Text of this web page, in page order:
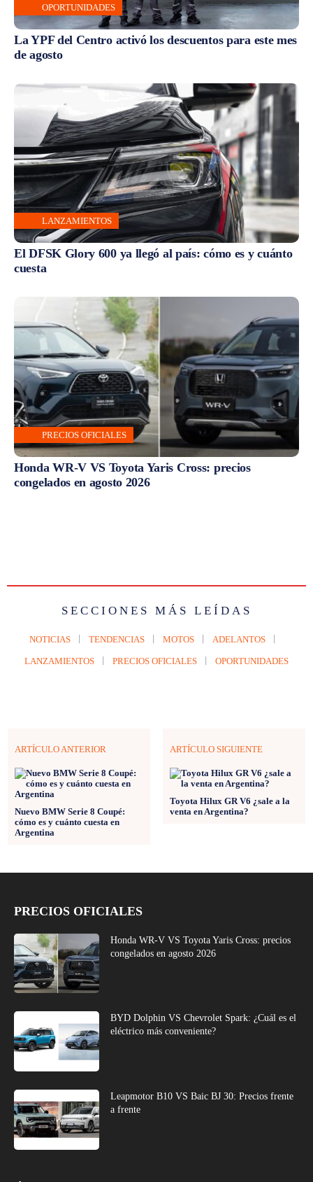
OPORTUNIDADES
La YPF del Centro activó los descuentos para este mes
de agosto
LANZAMIENTOS
El DFSK Glory 600 ya llegó al país: cómo es y cuánto
cuesta
PRECIOS OFICIALES
Honda WR-V VS Toyota Yaris Cross: precios
congelados en agosto 2026
SECCIONES MÁS LEÍDAS
NOTICIAS TENDENCIAS MOTOS ADELANTOS
LANZAMIENTOS PRECIOS OFICIALES OPORTUNIDADES
ARTÍCULO ANTERIOR
Nuevo BMW Serie 8 Coupé:
cómo es y cuánto cuesta en
Argentina
ARTÍCULO SIGUIENTE
Toyota Hilux GR V6 ¿sale a la
venta en Argentina?
PRECIOS OFICIALES
Honda WR-V VS Toyota Yaris Cross: precios
congelados en agosto 2026
BYD Dolphin VS Chevrolet Spark: ¿Cuál es el
eléctrico más conveniente?
Leapmotor B10 VS Baic BJ 30: Precios frente
a frente